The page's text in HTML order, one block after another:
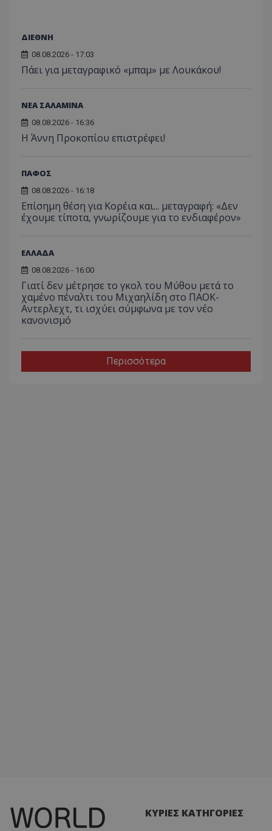
ΔΙΕΘΝΗ
08.08.2026 - 17:03
Πάει για μεταγραφικό «μπαμ» με Λουκάκου!
ΝΕΑ ΣΑΛΑΜΙΝΑ
08.08.2026 - 16:36
Η Άννη Προκοπίου επιστρέφει!
ΠΑΦΟΣ
08.08.2026 - 16:18
Επίσημη θέση για Κορέια και... μεταγραφή: «Δεν
έχουμε τίποτα, γνωρίζουμε για το ενδιαφέρον»
ΕΛΛΑΔΑ
08.08.2026 - 16:00
Γιατί δεν μέτρησε το γκολ του Μύθου μετά το
χαμένο πέναλτι του Μιχαηλίδη στο ΠΑΟΚ-
Αντερλεχτ, τι ισχύει σύμφωνα με τον νέο
κανονισμό
Περισσότερα
ΚΥΡΙΕΣ ΚΑΤΗΓΟΡΙΕΣ